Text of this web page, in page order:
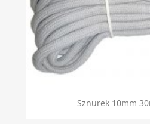
Sznurek 10mm